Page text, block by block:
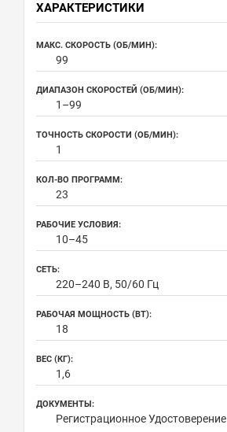
ХАРАКТЕРИСТИКИ
МАКС. СКОРОСТЬ (ОБ/МИН):
99
ДИАПАЗОН СКОРОСТЕЙ (ОБ/МИН):
1–99
ТОЧНОСТЬ СКОРОСТИ (ОБ/МИН):
1
КОЛ-ВО ПРОГРАММ:
23
РАБОЧИЕ УСЛОВИЯ:
10–45
СЕТЬ:
220–240 В, 50/60 Гц
РАБОЧАЯ МОЩНОСТЬ (ВТ):
18
ВЕС (КГ):
1,6
ДОКУМЕНТЫ:
Регистрационное Удостоверение